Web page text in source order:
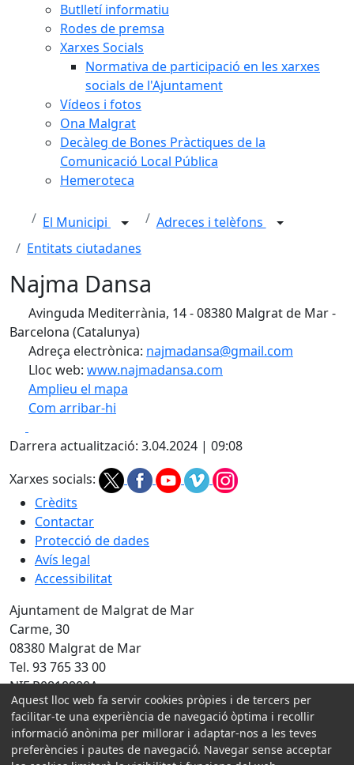
Butlletí informatiu
Rodes de premsa
Xarxes Socials
Normativa de participació en les xarxes
socials de l'Ajuntament
Vídeos i fotos
Ona Malgrat
Decàleg de Bones Pràctiques de la
Comunicació Local Pública
Hemeroteca
El Municipi
Adreces i telèfons
Entitats ciutadanes
Najma Dansa
Avinguda Mediterrània, 14 - 08380 Malgrat de Mar -
Barcelona (Catalunya)
Adreça electrònica: najmadansa@gmail.com
Lloc web: www.najmadansa.com
Amplieu el mapa
Com arribar-hi
+
Darrera actualització: 3.04.2024 | 09:08
Xarxes socials:
Crèdits
Contactar
Protecció de dades
Avís legal
Accessibilitat
Ajuntament de Malgrat de Mar
Carme, 30
08380 Malgrat de Mar
Tel. 93 765 33 00
NIF P0810900A
Amb la col·laboració de:
Aquest lloc web fa servir cookies pròpies i de tercers per
facilitar-te una experiència de navegació òptima i recollir
informació anònima per millorar i adaptar-nos a les teves
preferències i pautes de navegació. Navegar sense acceptar